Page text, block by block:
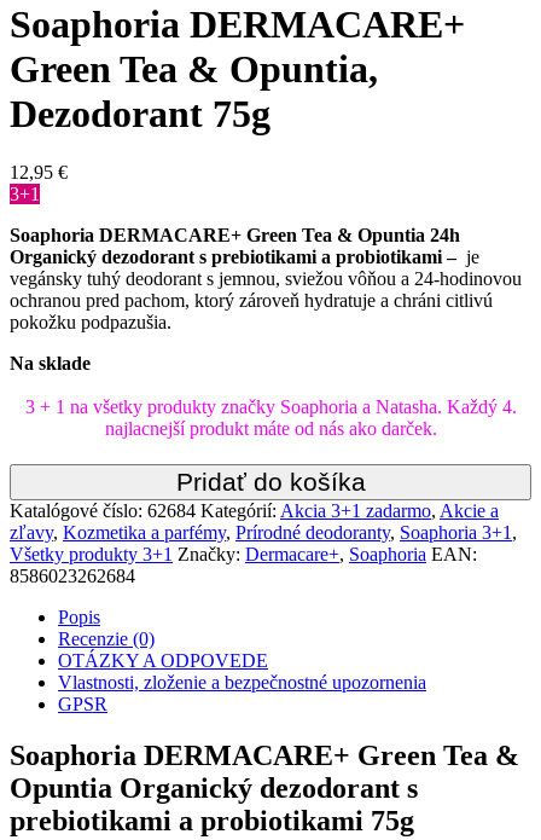
Soaphoria DERMACARE+
Green Tea & Opuntia,
Dezodorant 75g
12,95 €
3+1
Soaphoria DERMACARE+ Green Tea & Opuntia 24h
Organický dezodorant s prebiotikami a probiotikami – je
vegánsky tuhý deodorant s jemnou, sviežou vôňou a 24-hodinovou
ochranou pred pachom, ktorý zároveň hydratuje a chráni citlivú
pokožku podpazušia.
Na sklade
3 + 1 na všetky produkty značky Soaphoria a Natasha. Každý 4.
najlacnejší produkt máte od nás ako darček.
Pridať do košíka
Katalógové číslo: 62684 Kategórií: Akcia 3+1 zadarmo, Akcie a
zľavy, Kozmetika a parfémy, Prírodné deodoranty, Soaphoria 3+1 ,
Všetky produkty 3+1 Značky: Dermacare+, Soaphoria EAN:
8586023262684
Popis
Recenzie (0)
OTÁZKY A ODPOVEDE
Vlastnosti, zloženie a bezpečnostné upozornenia
GPSR
Soaphoria DERMACARE+ Green Tea &
Opuntia Organický dezodorant s
prebiotikami a probiotikami 75g